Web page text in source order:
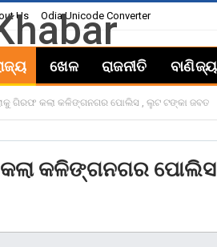
Us Odia Unicode Converter
ଖେଳ ରାଜନୀତି ବାଣିଜ୍ୟ
ଗିରଫ କଲା କଳିଙ୍ଗନଗର ପୋଲିସ , ଲୁଟ ଟଙ୍କା ଜବତ
କଳିଙ୍ଗନଗର